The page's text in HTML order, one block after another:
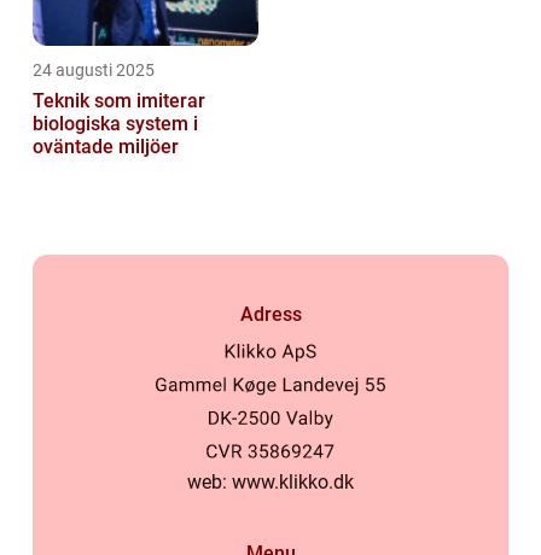
24 augusti 2025
Teknik som imiterar
biologiska system i
oväntade miljöer
Adress
web: www.klikko.dk